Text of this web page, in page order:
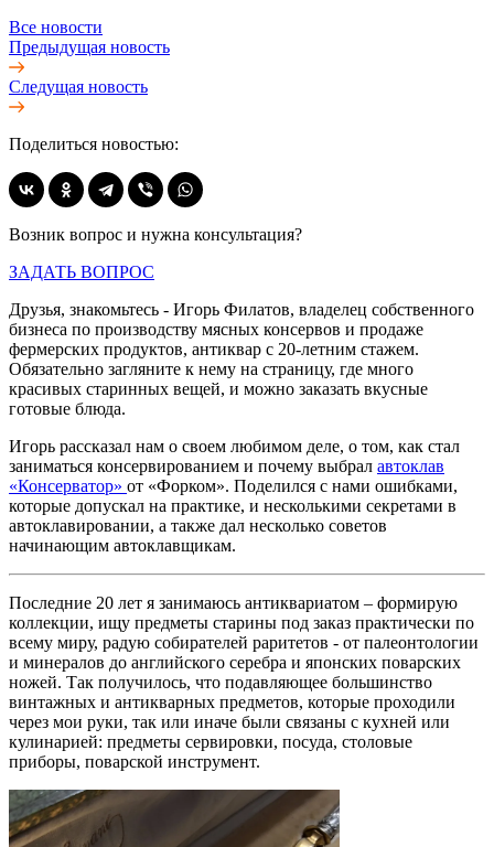
Все новости
Предыдущая новость
Следущая новость
Поделиться новостью:
Возник вопрос и нужна консультация?
ЗАДАТЬ ВОПРОС
Друзья, знакомьтесь - Игорь Филатов, владелец собственного
бизнеса по производству мясных консервов и продаже
фермерских продуктов, антиквар с 20-летним стажем.
Обязательно загляните к нему на страницу, где много
красивых старинных вещей, и можно заказать вкусные
готовые блюда.
Игорь рассказал нам о своем любимом деле, о том, как стал
заниматься консервированием и почему выбрал автоклав
«Консерватор» от «Форком». Поделился с нами ошибками,
которые допускал на практике, и несколькими секретами в
автоклавировании, а также дал несколько советов
начинающим автоклавщикам.
Последние 20 лет я занимаюсь антиквариатом – формирую
коллекции, ищу предметы старины под заказ практически по
всему миру, радую собирателей раритетов - от палеонтологии
и минералов до английского серебра и японских поварских
ножей. Так получилось, что подавляющее большинство
винтажных и антикварных предметов, которые проходили
через мои руки, так или иначе были связаны с кухней или
кулинарией: предметы сервировки, посуда, столовые
приборы, поварской инструмент.